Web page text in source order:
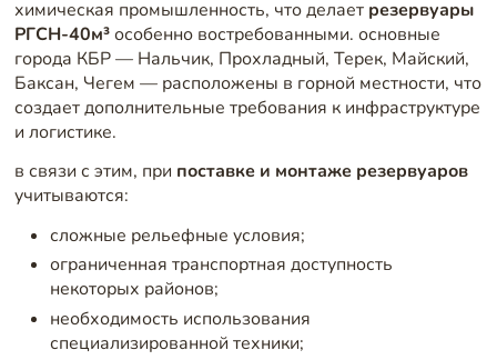
химическая промышленность, что делает резервуары
РГСН-40м³особенно востребованными. основные
города КБР — Нальчик, Прохладный, Терек, Майский,
Баксан, Чегем — расположены в горной местности, что
создает дополнительные требования к инфраструктуре
и логистике.
в связи с этим, при поставке и монтаже резервуаров
учитываются:
сложные рельефные условия;
ограниченная транспортная доступность
некоторых районов;
необходимость использования
специализированной техники;